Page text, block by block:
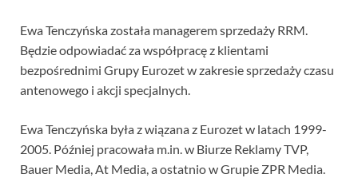
Ewa Tenczyńska została managerem sprzedaży RRM.
Będzie odpowiadać za współpracę z klientami
bezpośrednimi Grupy Eurozet w zakresie sprzedaży czasu
antenowego i akcji specjalnych.
Ewa Tenczyńska była z wiązana z Eurozet w latach 1999-
2005. Później pracowała m.in. w Biurze Reklamy TVP,
Bauer Media, At Media, a ostatnio w Grupie ZPR Media.